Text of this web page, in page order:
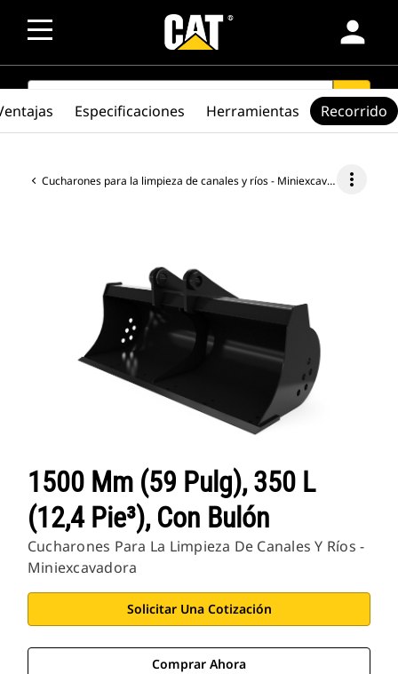
person
SEARCH search
Cucharones para la limpieza de canales y ríos - Miniexcavadora more_vert
1500 Mm (59 Pulg), 350 L
(12,4 Pie³), Con Bulón
Cucharones Para La Limpieza De Canales Y Ríos -
Miniexcavadora
Solicitar Una Cotización
Comprar Ahora
Especificaciones Herramientas Recorrido